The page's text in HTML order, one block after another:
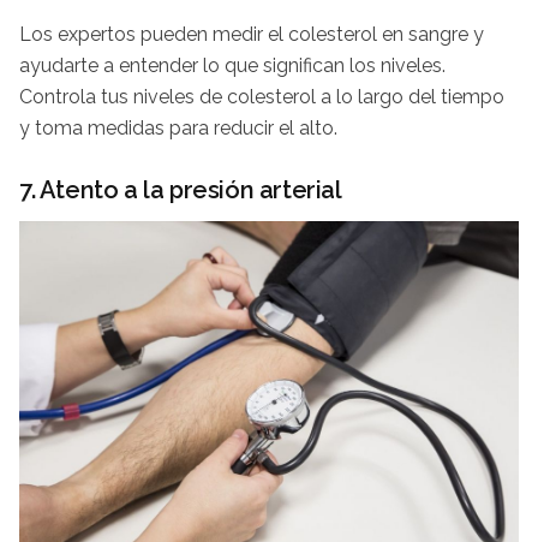
Los expertos pueden medir el colesterol en sangre y
ayudarte a entender lo que significan los niveles.
Controla tus niveles de colesterol a lo largo del tiempo
y toma medidas para reducir el alto.
7. Atento a la presión arterial